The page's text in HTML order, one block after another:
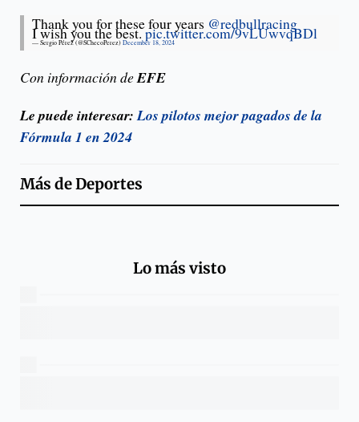
Thank you for these four years @redbullracing
I wish you the best.pic.twitter.com/9vLUwvqBDl
— Sergio Pérez (@SChecoPerez) December 18, 2024
Con información deEFE
Le puede interesar:Los pilotos mejor pagados de la
Fórmula 1 en 2024
Más deDeportes
Lo más visto